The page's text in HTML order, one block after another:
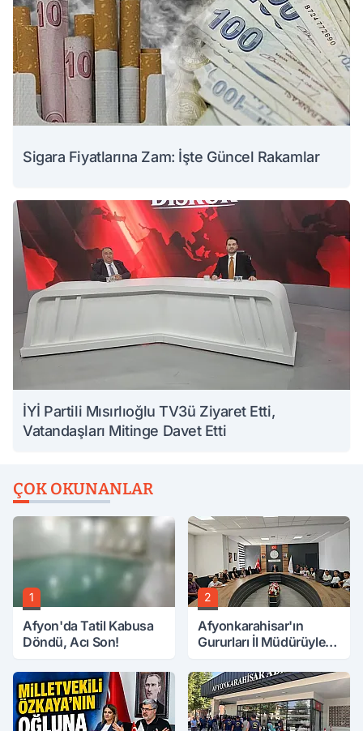
Sigara Fiyatlarına Zam: İşte Güncel Rakamlar
İYİ Partili Mısırlıoğlu TV3ü Ziyaret Etti,
Vatandaşları Mitinge Davet Etti
ÇOK OKUNANLAR
1
Afyon'da Tatil Kabusa
Döndü, Acı Son!
2
Afyonkarahisar'ın
Gururları İl Müdürüyle